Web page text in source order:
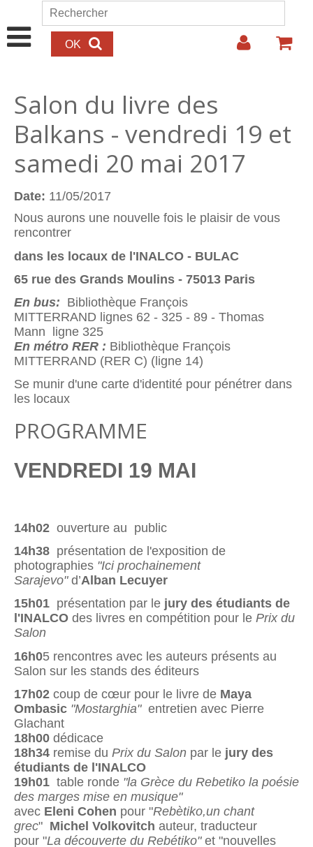
Aller au contenu principal
Formulaire de recherche
Rechercher
Salon du livre des
Balkans - vendredi 19 et
samedi 20 mai 2017
Date: 11/05/2017
Nous aurons une nouvelle fois le plaisir de vous
rencontrer
dans les locaux de l'INALCO - BULAC
65 rue des Grands Moulins - 75013 Paris
En bus: Bibliothèque François
MITTERRAND lignes 62 - 325 - 89 - Thomas
Mann ligne 325
En métro RER : Bibliothèque François
MITTERRAND (RER C) (ligne 14)
Se munir d'une carte d'identité pour pénétrer dans
les locaux
PROGRAMME
VENDREDI 19 MAI
14h02 ouverture au public
14h38 présentation de l'exposition de
photographies "Ici prochainement
Sarajevo"d’Alban Lecuyer
15h01 présentation par le jury des étudiants de
l'INALCO des livres en compétition pour le Prix du
Salon
16h05 rencontres avec les auteurs présents au
Salon sur les stands des éditeurs
17h02 coup de cœur pour le livre de Maya
Ombasic "Mostarghia" entretien avec Pierre
Glachant
18h00 dédicace
18h34 remise du Prix du Salon par le jury des
étudiants de l'INALCO
19h01 table ronde "la Grèce du Rebetiko la poésie
des marges mise en musique"
avec Eleni Cohen pour "Rebètiko,un chant
grec" Michel Volkovitch auteur, traducteur
pour "La découverte du Rebétiko"et "nouvelles